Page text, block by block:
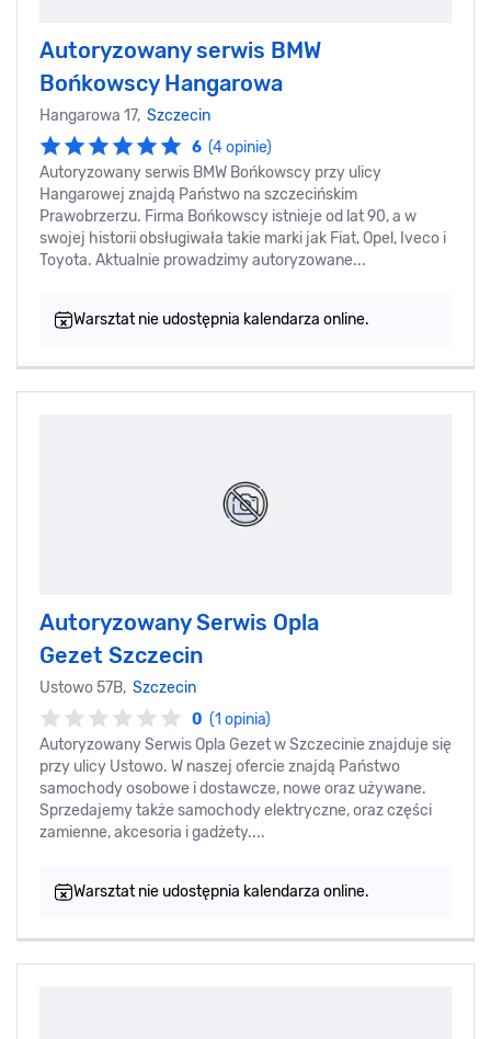
Autoryzowany serwis BMW
Bońkowscy Hangarowa
Hangarowa 17, Szczecin
6 (4 opinie)
Autoryzowany serwis BMW Bońkowscy przy ulicy
Hangarowej znajdą Państwo na szczecińskim
Prawobrzerzu. Firma Bońkowscy istnieje od lat 90, a w
swojej historii obsługiwała takie marki jak Fiat, Opel, Iveco i
Toyota. Aktualnie prowadzimy autoryzowane...
Warsztat nie udostępnia kalendarza online.
Autoryzowany Serwis Opla
Gezet Szczecin
Ustowo 57B, Szczecin
0 (1 opinia)
Autoryzowany Serwis Opla Gezet w Szczecinie znajduje się
przy ulicy Ustowo. W naszej ofercie znajdą Państwo
samochody osobowe i dostawcze, nowe oraz używane.
Sprzedajemy także samochody elektryczne, oraz części
zamienne, akcesoria i gadżety....
Warsztat nie udostępnia kalendarza online.